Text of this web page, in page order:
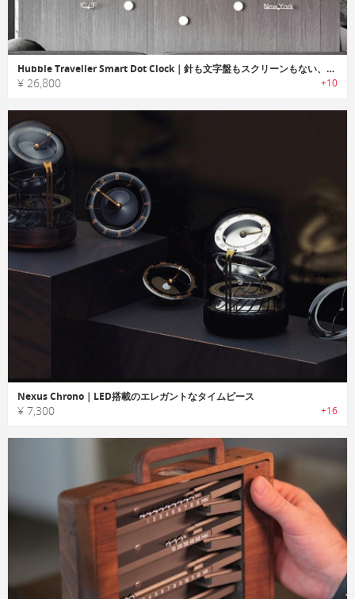
Hubble Traveller Smart Dot Clock｜針も文字盤もスクリーンもない、スマート光学式時計
¥ 26,800 +10
Nexus Chrono｜LED搭載のエレガントなタイムピース
¥ 7,300 +16